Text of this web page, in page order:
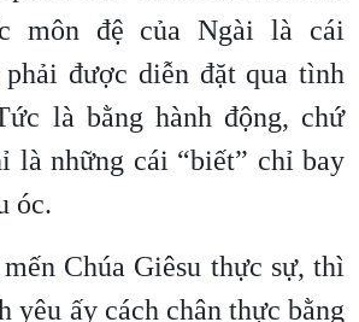
môn đệ của Ngài là cái
phải được diễn đặt qua tình
là bằng hành động, chứ
là những cái “biết” chỉ bay
óc.
Chúa Giêsu thực sự, thì
yêu ấy cách chân thực bằng